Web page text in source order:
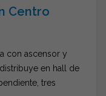
Centro
con ascensor y
en hall de
tres